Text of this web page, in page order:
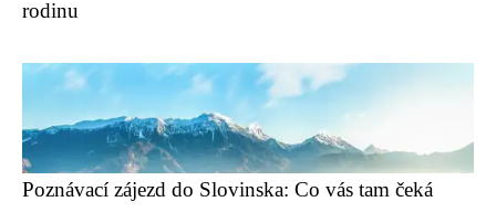
rodinu
Poznávací zájezd do Slovinska: Co vás tam čeká